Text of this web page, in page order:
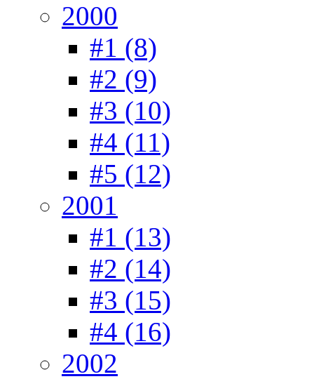
2000
#1 (8)
#2 (9)
#3 (10)
#4 (11)
#5 (12)
2001
#1 (13)
#2 (14)
#3 (15)
#4 (16)
2002